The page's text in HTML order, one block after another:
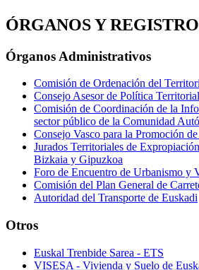
ÓRGANOS Y
Órganos Administrativos
Comisión de Ordenación del
Consejo Asesor de Política Territorial
Comisión de Coordinación de la
sector público de la Comunidad
Consejo Vasco para la Promoción
Jurados Territoriales de
Bizkaia y Gipuzkoa
Foro de Encuentro de Urbanismo y
Comisión del Plan General de
Autoridad del Transporte de Euskadi
Otros
Euskal Trenbide Sarea - ETS
VISESA - Vivienda y Suelo de